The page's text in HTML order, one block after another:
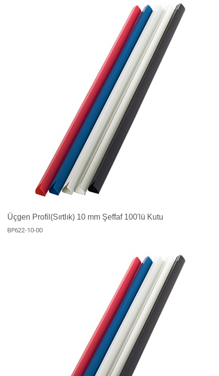
Üçgen Profil(Sırtlık) 10 mm Şeffaf 100'lü Kutu
BP622-10-00